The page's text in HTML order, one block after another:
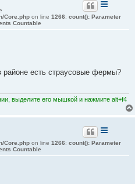
Core.php on line 1266: count(): Parameter
Countable
районе есть страусовые фермы?
выделите его мышкой и нажмите alt+f4
Core.php on line 1266: count(): Parameter
Countable